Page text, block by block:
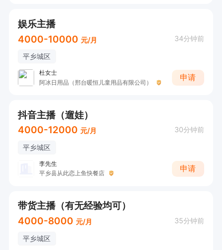
娱乐主播
4000-10000 元/月 34分钟前
平乡城区
杜女士
阿冰日用品（邢台暖恒儿童用品有限公司）
申请
抖音主播（遛娃）
4000-12000 元/月 30分钟前
平乡城区
李先生
平乡县从此恋上鱼快餐店
申请
带货主播（有无经验均可）
4000-8000 元/月 35分钟前
平乡城区